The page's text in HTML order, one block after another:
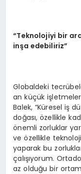
“Teknolojiyi bir
inşa edebiliriz”
Globaldeki
an küçük
Balek, “Küresel iş
doğası, özellikle
önemli zorluklar
ve özellikle
yaparak bu
çalışıyorum.
az olduğu bir